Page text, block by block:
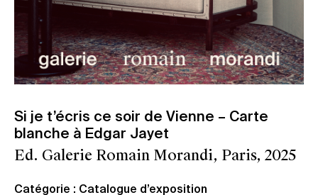
Si je t’écris ce soir de Vienne – Carte
blanche à Edgar Jayet
Ed. Galerie Romain Morandi, Paris, 2025
Catégorie : Catalogue d’exposition